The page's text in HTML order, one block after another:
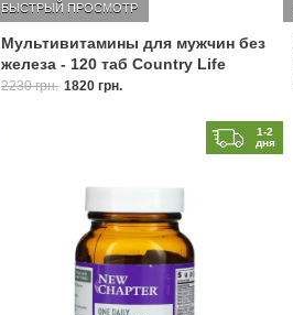
Мультивитамины для мужчин без
железа - 120 таб Country Life
БЫСТРЫЙ ПРОСМОТР
2230 грн. 1820 грн.
1-2
дня